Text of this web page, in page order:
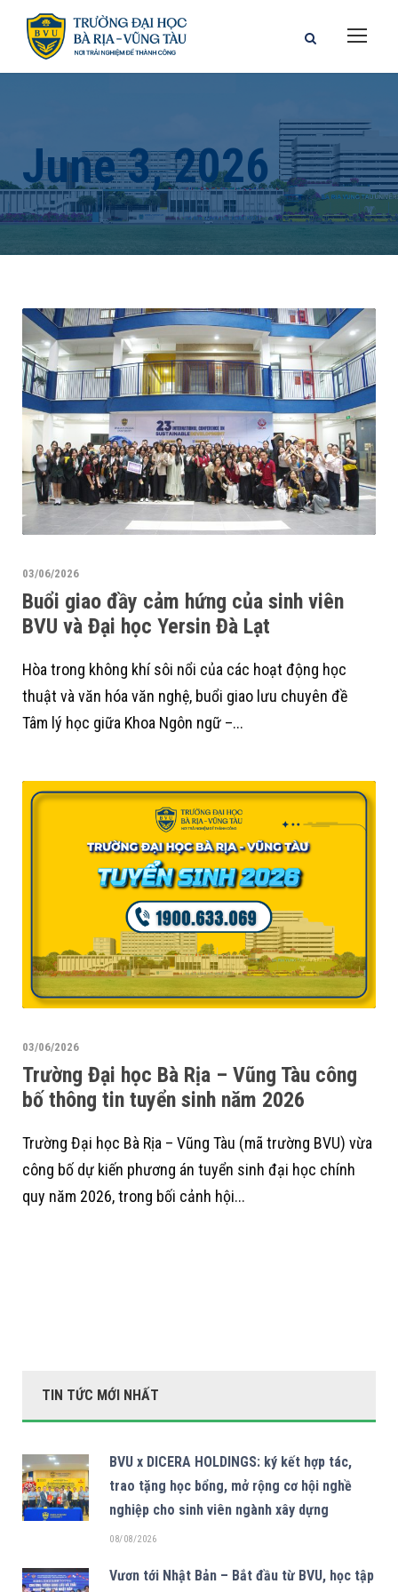
June 3, 2026
03/06/2026
Buổi giao đầy cảm hứng của sinh viên
BVU và Đại học Yersin Đà Lạt
Hòa trong không khí sôi nổi của các hoạt động học
thuật và văn hóa văn nghệ, buổi giao lưu chuyên đề
Tâm lý học giữa Khoa Ngôn ngữ –...
03/06/2026
Trường Đại học Bà Rịa – Vũng Tàu công
bố thông tin tuyển sinh năm 2026
Trường Đại học Bà Rịa – Vũng Tàu (mã trường BVU) vừa
công bố dự kiến phương án tuyển sinh đại học chính
quy năm 2026, trong bối cảnh hội...
TIN TỨC MỚI NHẤT
BVU x DICERA HOLDINGS: ký kết hợp tác,
trao tặng học bổng, mở rộng cơ hội nghề
nghiệp cho sinh viên ngành xây dựng
08/08/2026
Vươn tới Nhật Bản – Bắt đầu từ BVU, học tập